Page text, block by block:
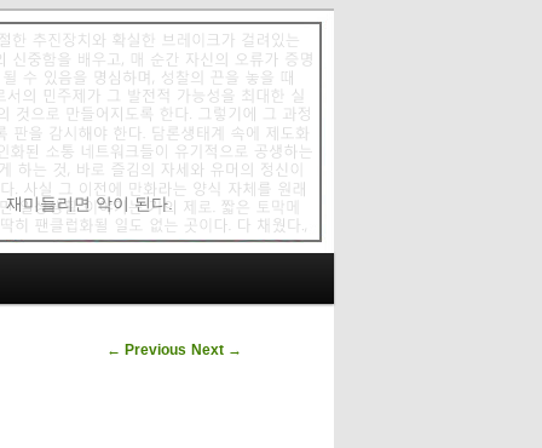
미들리면 악이 된다.
Post navigation
← Previous Next →